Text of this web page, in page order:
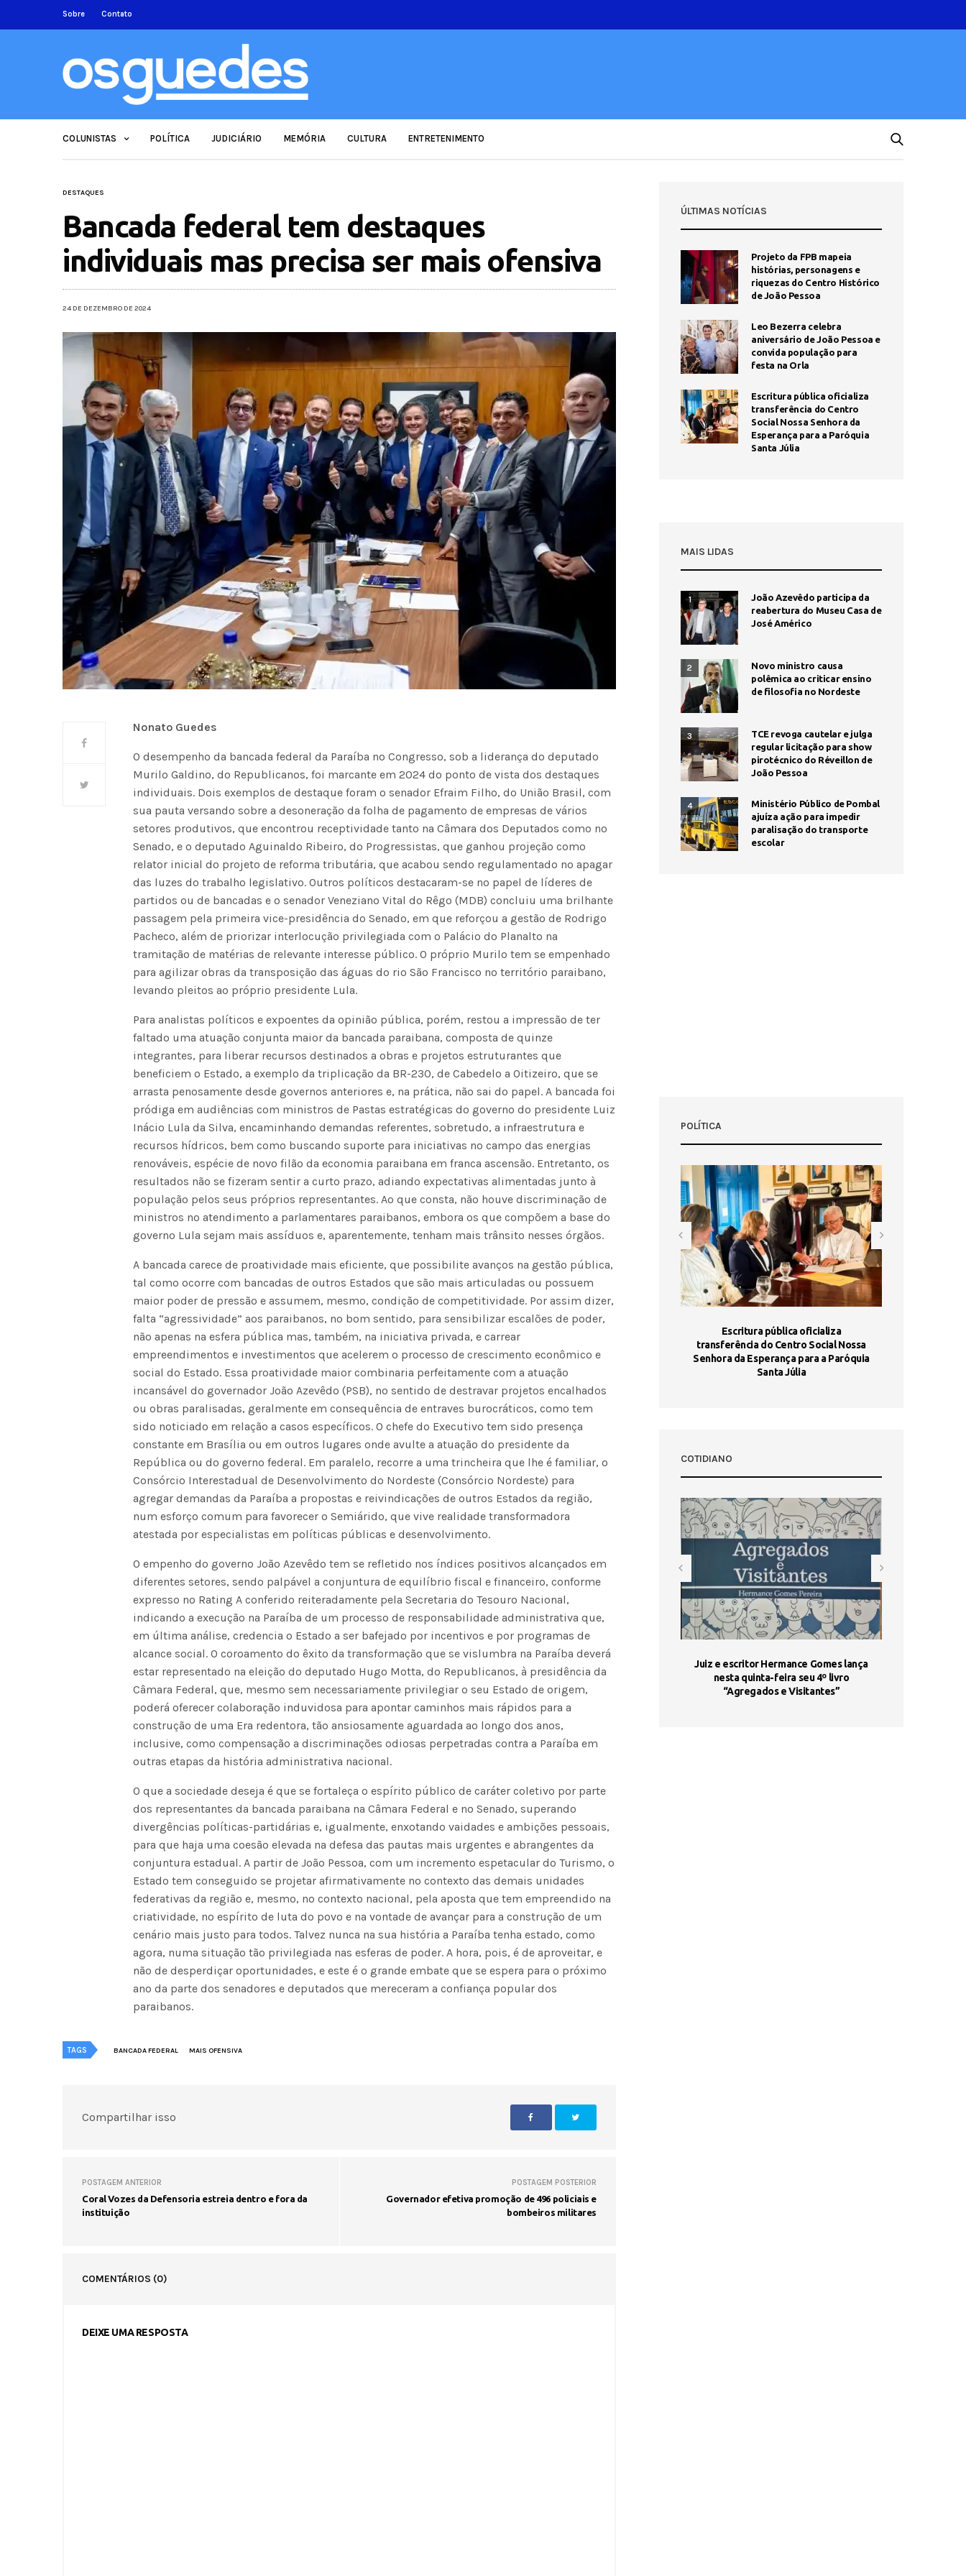
Sobre Contato
COLUNISTAS POLÍTICA JUDICIÁRIO MEMÓRIA CULTURA ENTRETENIMENTO
DESTAQUES
Bancada federal tem destaques
individuais mas precisa ser mais ofensiva
24 DE DEZEMBRO DE 2024
Nonato Guedes
O desempenho da bancada federal da Paraíba no Congresso, sob a liderança do deputado
Murilo Galdino, do Republicanos, foi marcante em 2024 do ponto de vista dos destaques
individuais. Dois exemplos de destaque foram o senador Efraim Filho, do União Brasil, com
sua pauta versando sobre a desoneração da folha de pagamento de empresas de vários
setores produtivos, que encontrou receptividade tanto na Câmara dos Deputados como no
Senado, e o deputado Aguinaldo Ribeiro, do Progressistas, que ganhou projeção como
relator inicial do projeto de reforma tributária, que acabou sendo regulamentado no apagar
das luzes do trabalho legislativo. Outros políticos destacaram-se no papel de líderes de
partidos ou de bancadas e o senador Veneziano Vital do Rêgo (MDB) concluiu uma brilhante
passagem pela primeira vice-presidência do Senado, em que reforçou a gestão de Rodrigo
Pacheco, além de priorizar interlocução privilegiada com o Palácio do Planalto na
tramitação de matérias de relevante interesse público. O próprio Murilo tem se empenhado
para agilizar obras da transposição das águas do rio São Francisco no território paraibano,
levando pleitos ao próprio presidente Lula.
Para analistas políticos e expoentes da opinião pública, porém, restou a impressão de ter
faltado uma atuação conjunta maior da bancada paraibana, composta de quinze
integrantes, para liberar recursos destinados a obras e projetos estruturantes que
beneficiem o Estado, a exemplo da triplicação da BR-230, de Cabedelo a Oitizeiro, que se
arrasta penosamente desde governos anteriores e, na prática, não sai do papel. A bancada foi
pródiga em audiências com ministros de Pastas estratégicas do governo do presidente Luiz
Inácio Lula da Silva, encaminhando demandas referentes, sobretudo, a infraestrutura e
recursos hídricos, bem como buscando suporte para iniciativas no campo das energias
renováveis, espécie de novo filão da economia paraibana em franca ascensão. Entretanto, os
resultados não se fizeram sentir a curto prazo, adiando expectativas alimentadas junto à
população pelos seus próprios representantes. Ao que consta, não houve discriminação de
ministros no atendimento a parlamentares paraibanos, embora os que compõem a base do
governo Lula sejam mais assíduos e, aparentemente, tenham mais trânsito nesses órgãos.
A bancada carece de proatividade mais eficiente, que possibilite avanços na gestão pública,
tal como ocorre com bancadas de outros Estados que são mais articuladas ou possuem
maior poder de pressão e assumem, mesmo, condição de competitividade. Por assim dizer,
falta “agressividade” aos paraibanos, no bom sentido, para sensibilizar escalões de poder,
não apenas na esfera pública mas, também, na iniciativa privada, e carrear
empreendimentos e investimentos que acelerem o processo de crescimento econômico e
social do Estado. Essa proatividade maior combinaria perfeitamente com a atuação
incansável do governador João Azevêdo (PSB), no sentido de destravar projetos encalhados
ou obras paralisadas, geralmente em consequência de entraves burocráticos, como tem
sido noticiado em relação a casos específicos. O chefe do Executivo tem sido presença
constante em Brasília ou em outros lugares onde avulte a atuação do presidente da
República ou do governo federal. Em paralelo, recorre a uma trincheira que lhe é familiar, o
Consórcio Interestadual de Desenvolvimento do Nordeste (Consórcio Nordeste) para
agregar demandas da Paraíba a propostas e reivindicações de outros Estados da região,
num esforço comum para favorecer o Semiárido, que vive realidade transformadora
atestada por especialistas em políticas públicas e desenvolvimento.
O empenho do governo João Azevêdo tem se refletido nos índices positivos alcançados em
diferentes setores, sendo palpável a conjuntura de equilíbrio fiscal e financeiro, conforme
expresso no Rating A conferido reiteradamente pela Secretaria do Tesouro Nacional,
indicando a execução na Paraíba de um processo de responsabilidade administrativa que,
em última análise, credencia o Estado a ser bafejado por incentivos e por programas de
alcance social. O coroamento do êxito da transformação que se vislumbra na Paraíba deverá
estar representado na eleição do deputado Hugo Motta, do Republicanos, à presidência da
Câmara Federal, que, mesmo sem necessariamente privilegiar o seu Estado de origem,
poderá oferecer colaboração induvidosa para apontar caminhos mais rápidos para a
construção de uma Era redentora, tão ansiosamente aguardada ao longo dos anos,
inclusive, como compensação a discriminações odiosas perpetradas contra a Paraíba em
outras etapas da história administrativa nacional.
O que a sociedade deseja é que se fortaleça o espírito público de caráter coletivo por parte
dos representantes da bancada paraibana na Câmara Federal e no Senado, superando
divergências políticas-partidárias e, igualmente, enxotando vaidades e ambições pessoais,
para que haja uma coesão elevada na defesa das pautas mais urgentes e abrangentes da
conjuntura estadual. A partir de João Pessoa, com um incremento espetacular do Turismo, o
Estado tem conseguido se projetar afirmativamente no contexto das demais unidades
federativas da região e, mesmo, no contexto nacional, pela aposta que tem empreendido na
criatividade, no espírito de luta do povo e na vontade de avançar para a construção de um
cenário mais justo para todos. Talvez nunca na sua história a Paraíba tenha estado, como
agora, numa situação tão privilegiada nas esferas de poder. A hora, pois, é de aproveitar, e
não de desperdiçar oportunidades, e este é o grande embate que se espera para o próximo
ano da parte dos senadores e deputados que mereceram a confiança popular dos
paraibanos.
TAGS BANCADA FEDERAL MAIS OFENSIVA
Compartilhar isso
POSTAGEM ANTERIOR
Coral Vozes da Defensoria estreia dentro e fora da
instituição
POSTAGEM POSTERIOR
Governador efetiva promoção de 496 policiais e
bombeiros militares
COMENTÁRIOS (0)
DEIXE UMA RESPOSTA
ÚLTIMAS NOTÍCIAS
Projeto da FPB mapeia
histórias, personagens e
riquezas do Centro Histórico
de João Pessoa
Leo Bezerra celebra
aniversário de João Pessoa e
convida população para
festa na Orla
Escritura pública oficializa
transferência do Centro
Social Nossa Senhora da
Esperança para a Paróquia
Santa Júlia
MAIS LIDAS
1
João Azevêdo participa da
reabertura do Museu Casa de
José Américo
2
Novo ministro causa
polêmica ao criticar ensino
de filosofia no Nordeste
3
TCE revoga cautelar e julga
regular licitação para show
pirotécnico do Réveillon de
João Pessoa
4
Ministério Público de Pombal
ajuíza ação para impedir
paralisação do transporte
escolar
POLÍTICA
Escritura pública oficializa
transferência do Centro Social Nossa
Senhora da Esperança para a Paróquia
Santa Júlia
COTIDIANO
Voo cancelado, bagagem extraviada e
cobranças indevidas: saiba quais são
os seus direitos
Juiz e escritor Hermance Gomes lança
nesta quinta-feira seu 4º livro
“Agregados e Visitantes”